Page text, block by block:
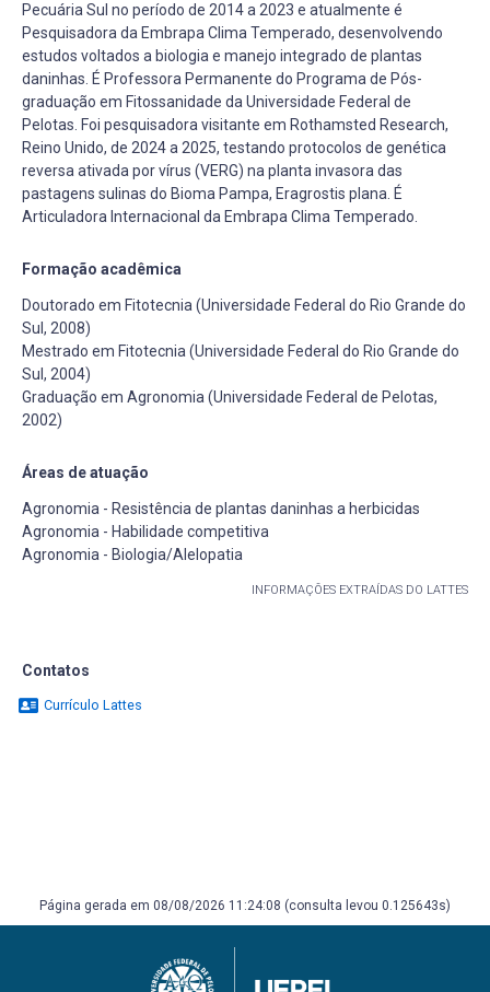
Pecuária Sul no período de 2014 a 2023 e atualmente é
Pesquisadora da Embrapa Clima Temperado, desenvolvendo
estudos voltados a biologia e manejo integrado de plantas
daninhas. É Professora Permanente do Programa de Pós-
graduação em Fitossanidade da Universidade Federal de
Pelotas. Foi pesquisadora visitante em Rothamsted Research,
Reino Unido, de 2024 a 2025, testando protocolos de genética
reversa ativada por vírus (VERG) na planta invasora das
pastagens sulinas do Bioma Pampa, Eragrostis plana. É
Articuladora Internacional da Embrapa Clima Temperado.
Formação acadêmica
Doutorado em Fitotecnia (Universidade Federal do Rio Grande do
Sul, 2008)
Mestrado em Fitotecnia (Universidade Federal do Rio Grande do
Sul, 2004)
Graduação em Agronomia (Universidade Federal de Pelotas,
2002)
Áreas de atuação
Agronomia - Resistência de plantas daninhas a herbicidas
Agronomia - Habilidade competitiva
Agronomia - Biologia/Alelopatia
INFORMAÇÕES EXTRAÍDAS DO LATTES
Contatos
Currículo Lattes
Página gerada em 08/08/2026 11:24:08 (consulta levou 0.125643s)